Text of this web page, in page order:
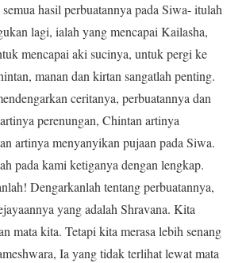
hasil perbuatannya pada Siwa- itulah
lagi, ialah yang mencapai Kailasha,
mencapai aki sucinya, untuk pergi ke
manan dan kirtan sangatlah penting.
ceritanya, perbuatannya dan
perenungan, Chintan artinya
artinya menyanyikan pujaan pada Siwa.
pada kami ketiganya dengan lengkap.
Dengarkanlah tentang perbuatannya,
yang adalah Shravana. Kita
mata kita. Tetapi kita merasa lebih senang
Ia yang tidak terlihat lewat mata